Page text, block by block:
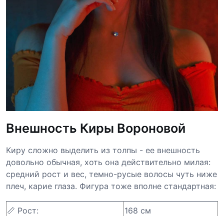
Внешность Киры Вороновой
Киру сложно выделить из толпы - ее внешность
довольно обычная, хоть она действительно милая:
средний рост и вес, темно-русые волосы чуть ниже
плеч, карие глаза. Фигура тоже вполне стандартная:
📏 Рост:
168 см